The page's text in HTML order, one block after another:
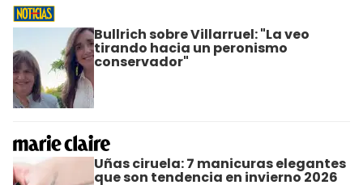
Bullrich sobre Villarruel: "La veo
tirando hacia un peronismo
conservador"
Uñas ciruela: 7 manicuras elegantes
que son tendencia en invierno 2026